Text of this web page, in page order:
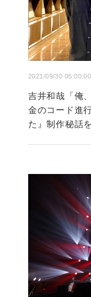
2021/09/30 05:00:00
吉井和哉「俺
金のコード進
た』制作秘話